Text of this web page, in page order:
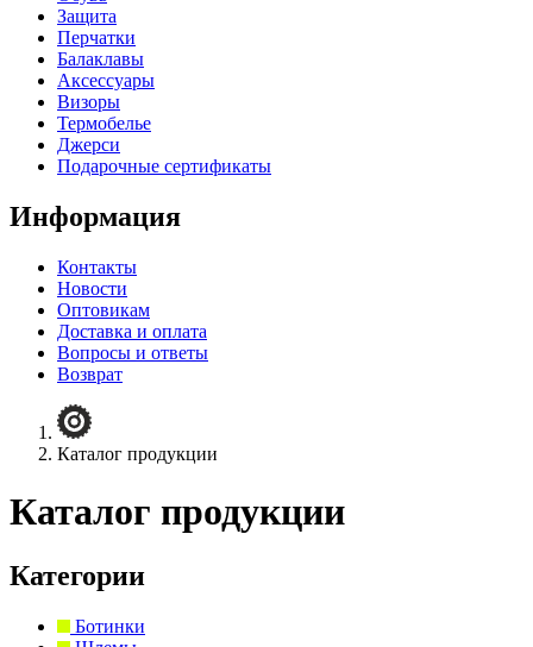
Защита
Перчатки
Балаклавы
Аксессуары
Визоры
Термобелье
Джерси
Подарочные сертификаты
Информация
Контакты
Новости
Оптовикам
Доставка и оплата
Вопросы и ответы
Возврат
Каталог продукции
Каталог продукции
Категории
Ботинки